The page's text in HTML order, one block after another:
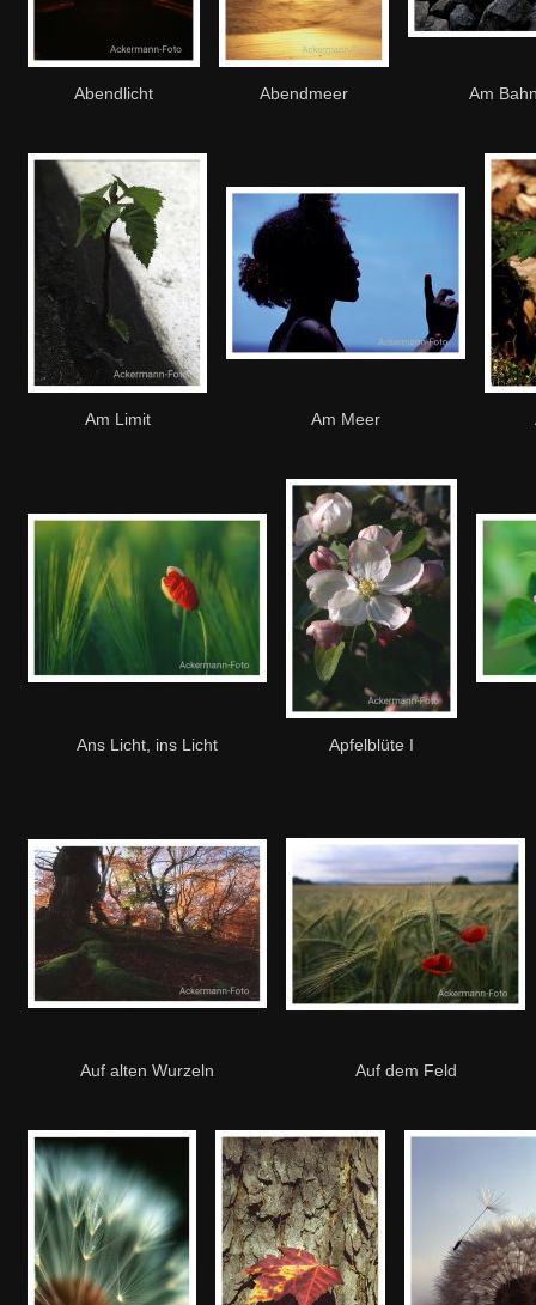
Abendlicht Abendmeer Am
Am Limit Am Meer
Ans Licht, ins Licht Apfelblüte I
Auf alten Wurzeln Auf dem Feld